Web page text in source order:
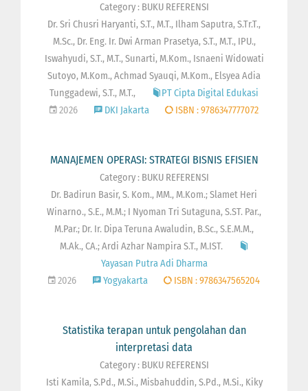
Category : BUKU REFERENSI
Dr. Sri Chusri Haryanti, S.T., M.T., Ilham Saputra, S.Tr.T.,
M.Sc., Dr. Eng. Ir. Dwi Arman Prasetya, S.T., M.T., IPU.,
Iswahyudi, S.T., M.T., Sunarti, M.Kom., Isnaeni Widowati
Sutoyo, M.Kom., Achmad Syauqi, M.Kom., Elsyea Adia
Tunggadewi, S.T., M.T.,
PT Cipta Digital Edukasi
2026
DKI Jakarta ISBN : 9786347777072
MANAJEMEN OPERASI: STRATEGI BISNIS EFISIEN
Category : BUKU REFERENSI
Dr. Badirun Basir, S. Kom., MM., M.Kom.; Slamet Heri
Winarno., S.E., M.M.; I Nyoman Tri Sutaguna, S.ST. Par.,
M.Par.; Dr. Ir. Dipa Teruna Awaludin, B.Sc., S.E.M.M.,
M.Ak., CA.; Ardi Azhar Nampira S.T., M.IST.
Yayasan Putra Adi Dharma
2026
Yogyakarta ISBN : 9786347565204
Statistika terapan untuk pengolahan dan
interpretasi data
Category : BUKU REFERENSI
Isti Kamila, S.Pd., M.Si., Misbahuddin, S.Pd., M.Si., Kiky